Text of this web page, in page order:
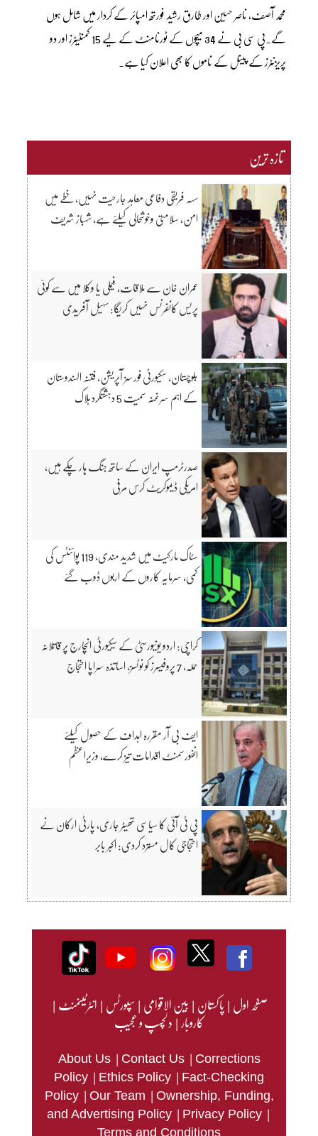
محمد آصف، ناصر حسین اور طارق رشید فورتھ امپائر کے کردار میں شامل ہوں
گے۔پی سی بی نے 34 میچوں کے ٹورنامنٹ کے لیے 15 کمنٹیٹرز اور دو
پریزنٹرز کے پینل کے ناموں کا بھی اعلان کیا ہے۔
تازہ ترین
سہہ فریقی دفاعی معاہد جارحیت نہیں، خطے میں
امن، سلامتی وخوشحالی کیلئے ہے، شہباز شریف
عمران خان سے ملاقات، فیملی یا وکلا میں سے کوئی
پریس کانفرنس نہیں کریگا: سہیل آفریدی
بلوچستان، سکیورٹی فورسز آپریشن، فتنہ الہندوستان
کے اہم سرغنہ سمیت 5 دہشتگرد ہلاک
صدرٹرمپ ایران کے ساتھ جنگ ہار چکے ہیں،
امریکی ڈیموکریٹ کرس مرفی
سٹاک مارکیٹ میں شدید مندی، 119 پوائنٹس کی
کمی، سرمایہ کاروں کے اربوں ڈوب گئے
کراچی: اردو یونیورسٹی کے سیکیورٹی انچارج پر قاتلانہ
حملہ، 7 پروفیسرز کو نوٹسز، اساتذہ سراپا احتجاج
ایف بی آر مقررہ اہداف کے حصول کیلئے
انفورسمنٹ اقدامات تیز کرے، وزیراعظم
پی ٹی آئی کا سیاسی تھیٹر جاری، پارٹی ارکان نے
احتجاجی کال مسترد کردی: اکبر بابر
صفحہ اول|پاکستان|بین الاقوامی|سپورٹس|انٹرٹینمنٹ|
کاروبار|دلچسپ و عجیب
About Us | Contact Us | Corrections
Policy | Ethics Policy | Fact-Checking
Policy | Our Team | Ownership, Funding,
and Advertising Policy | Privacy Policy |
Terms and Conditions